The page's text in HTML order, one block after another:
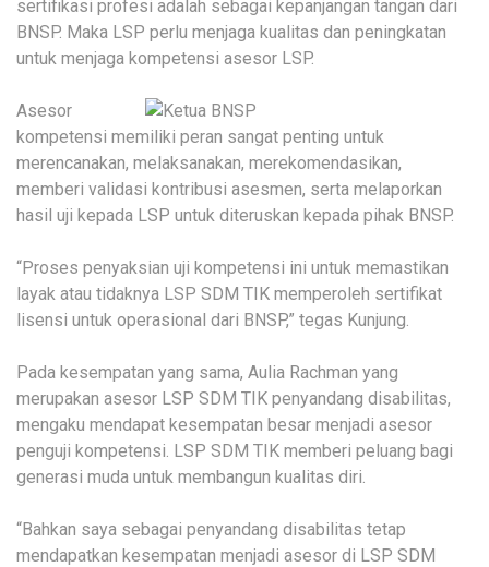
sertifikasi profesi adalah sebagai kepanjangan tangan dari
BNSP. Maka LSP perlu menjaga kualitas dan peningkatan
untuk menjaga kompetensi asesor LSP.
Asesor
kompetensi memiliki peran sangat penting untuk
merencanakan, melaksanakan, merekomendasikan,
memberi validasi kontribusi asesmen, serta melaporkan
hasil uji kepada LSP untuk diteruskan kepada pihak BNSP.
“Proses penyaksian uji kompetensi ini untuk memastikan
layak atau tidaknya LSP SDM TIK memperoleh sertifikat
lisensi untuk operasional dari BNSP,” tegas Kunjung.
Pada kesempatan yang sama, Aulia Rachman yang
merupakan asesor LSP SDM TIK penyandang disabilitas,
mengaku mendapat kesempatan besar menjadi asesor
penguji kompetensi. LSP SDM TIK memberi peluang bagi
generasi muda untuk membangun kualitas diri.
“Bahkan saya sebagai penyandang disabilitas tetap
mendapatkan kesempatan menjadi asesor di LSP SDM